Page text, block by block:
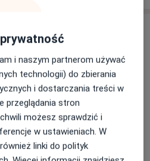
Donderska
i naszym partnerom używać
technologii) do zbierania
i dostarczania treści w
przeglądania stron
możesz sprawdzić i
w ustawieniach. W
linki do polityk